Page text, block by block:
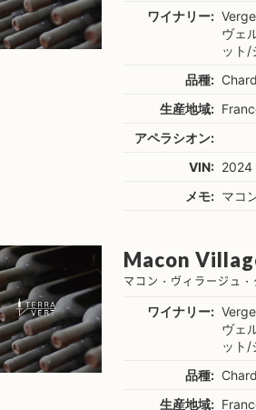
ワイナリー:
ヴェ
ット/
品種:
生産地域:
アペラシオン:
VIN: 2024
メモ: マコ
Macon
マコン・ヴィラージュ
ワイナリー:
ヴェ
ット/
品種:
生産地域: